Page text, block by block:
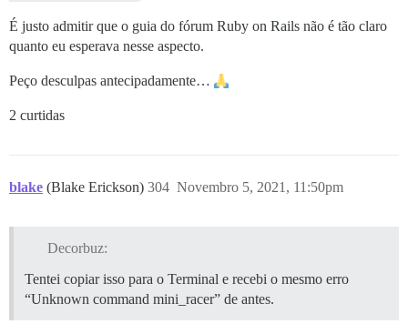
É justo admitir que o guia do fórum Ruby on Rails não é tão claro
quanto eu esperava nesse aspecto.
Peço desculpas antecipadamente…
2 curtidas
blake (Blake Erickson) Novembro 5, 2021, 11:50pm
304
Decorbuz:
Tentei copiar isso para o Terminal e recebi o mesmo erro
“Unknown command mini_racer” de antes.